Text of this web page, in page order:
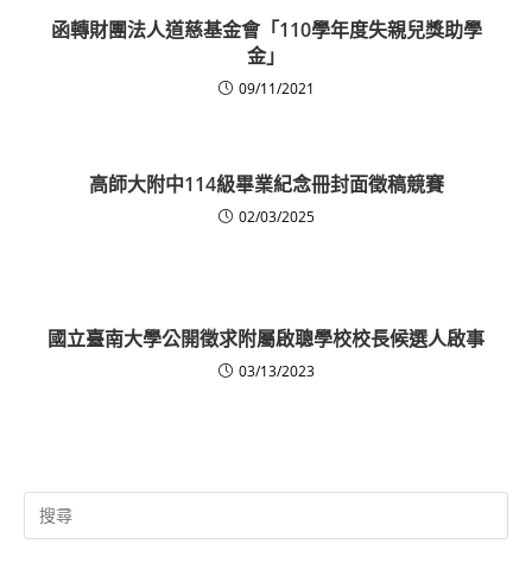
函轉財團法人道慈基金會「110學年度失親兒獎助學
金」
09/11/2021
高師大附中114級畢業紀念冊封面徵稿競賽
02/03/2025
國立臺南大學公開徵求附屬啟聰學校校長候選人啟事
03/13/2023
Search
for: